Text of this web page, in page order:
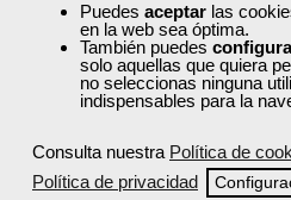
Puedes aceptar las
en la web sea óptima.
También puedes
solo aquellas que quiera
no seleccionas ninguna
indispensables para la
Consulta nuestra Política de
Política de privacidad
Sin requisitos de
Compra